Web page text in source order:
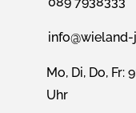
Mo, Di, Do, Fr:
Uhr